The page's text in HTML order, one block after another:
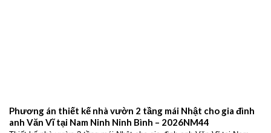
Phương án thiết kế nhà vườn 2 tầng mái Nhật cho gia đình
anh Văn Vĩ tại Nam Ninh Ninh Bình – 2026NM44